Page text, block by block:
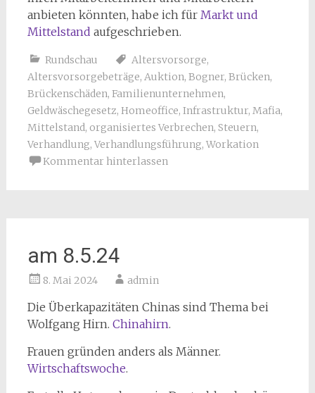
anbieten könnten, habe ich für Markt und
Mittelstand aufgeschrieben.
Rundschau Altersvorsorge,
Altersvorsorgebeträge, Auktion, Bogner, Brücken,
Brückenschäden, Familienunternehmen,
Geldwäschegesetz, Homeoffice, Infrastruktur, Mafia,
Mittelstand, organisiertes Verbrechen, Steuern,
Verhandlung, Verhandlungsführung, Workation
Kommentar hinterlassen
am 8.5.24
8. Mai 2024 admin
Die Überkapazitäten Chinas sind Thema bei
Wolfgang Hirn. Chinahirn.
Frauen gründen anders als Männer.
Wirtschaftswoche.